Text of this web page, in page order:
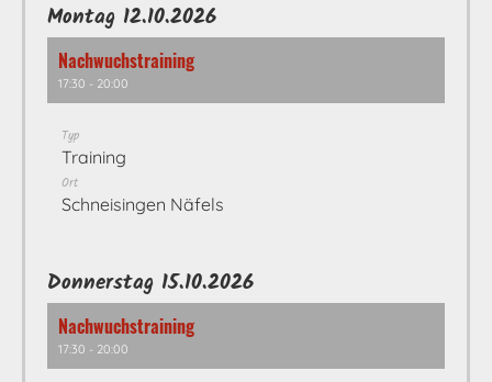
Montag 12.10.2026
Nachwuchstraining
17:30 - 20:00
Typ
Training
Ort
Schneisingen Näfels
Donnerstag 15.10.2026
Nachwuchstraining
17:30 - 20:00